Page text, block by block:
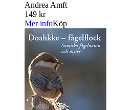
Andrea Amft
149 kr
Mer infoKöp